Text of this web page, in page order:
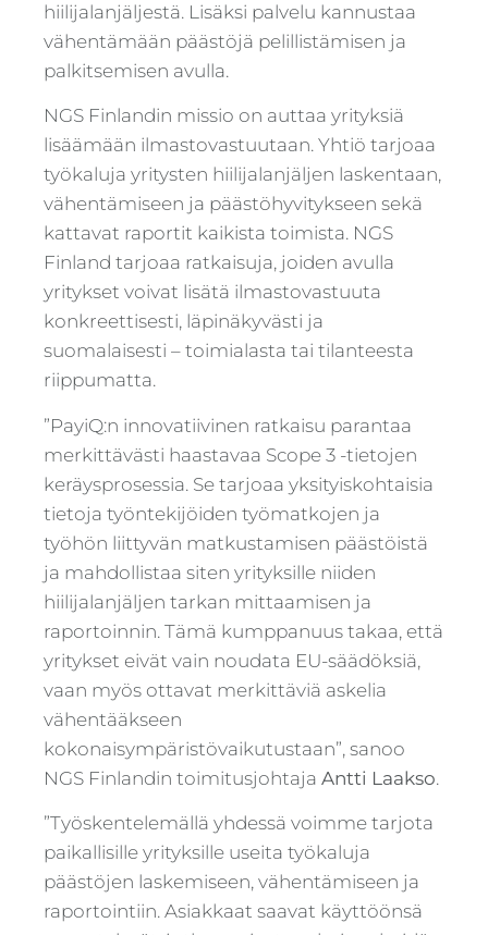
hiilijalanjäljestä. Lisäksi palvelu kannustaa
vähentämään päästöjä pelillistämisen ja
palkitsemisen avulla.
NGS Finlandin missio on auttaa yrityksiä
lisäämään ilmastovastuutaan. Yhtiö tarjoaa
työkaluja yritysten hiilijalanjäljen laskentaan,
vähentämiseen ja päästöhyvitykseen sekä
kattavat raportit kaikista toimista. NGS
Finland tarjoaa ratkaisuja, joiden avulla
yritykset voivat lisätä ilmastovastuuta
konkreettisesti, läpinäkyvästi ja
suomalaisesti – toimialasta tai tilanteesta
riippumatta.
”PayiQ:n innovatiivinen ratkaisu parantaa
merkittävästi haastavaa Scope 3 -tietojen
keräysprosessia. Se tarjoaa yksityiskohtaisia
tietoja työntekijöiden työmatkojen ja
työhön liittyvän matkustamisen päästöistä
ja mahdollistaa siten yrityksille niiden
hiilijalanjäljen tarkan mittaamisen ja
raportoinnin. Tämä kumppanuus takaa, että
yritykset eivät vain noudata EU-säädöksiä,
vaan myös ottavat merkittäviä askelia
vähentääkseen
kokonaisympäristövaikutustaan”, sanoo
NGS Finlandin toimitusjohtajaAntti Laakso.
”Työskentelemällä yhdessä voimme tarjota
paikallisille yrityksille useita työkaluja
päästöjen laskemiseen, vähentämiseen ja
raportointiin. Asiakkaat saavat käyttöönsä